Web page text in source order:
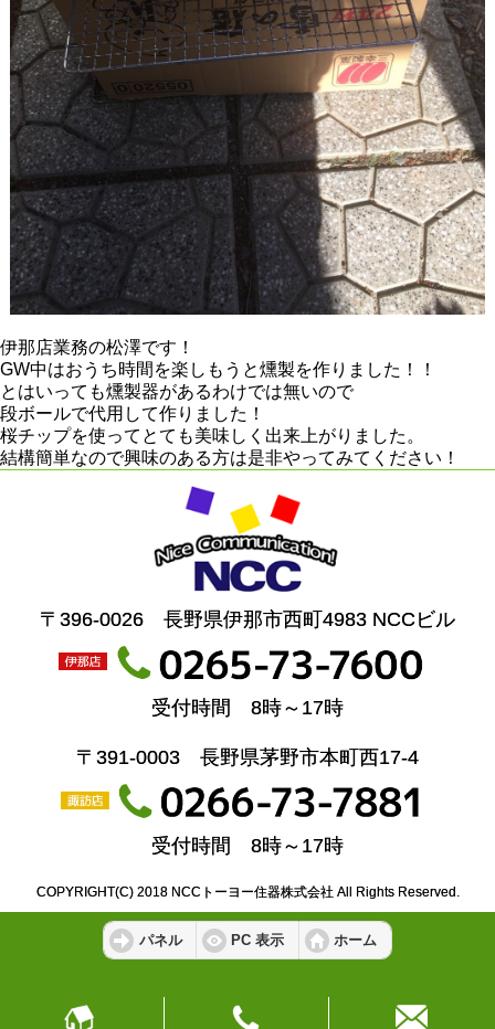
伊那店業務の松澤です！
GW中はおうち時間を楽しもうと燻製を作りました！！
とはいっても燻製器があるわけでは無いので
段ボールで代用して作りました！
桜チップを使ってとても美味しく出来上がりました。
結構簡単なので興味のある方は是非やってみてください！
〒396-0026 長野県伊那市西町4983 NCCビル
受付時間 8時～17時
〒391-0003 長野県茅野市本町西17-4
受付時間 8時～17時
COPYRIGHT(C) 2018 NCCトーヨー住器株式会社 All Rights Reserved.
パネル PC 表示 ホーム